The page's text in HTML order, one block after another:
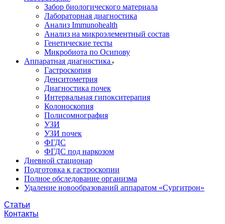
Забор биологического материала
Лабораторная диагностика
Анализ Immunohealth
Анализ на микроэлементный состав
Генетические тесты
Микробиота по Осипову
Аппаратная диагностика
Гастроскопия
Денситометрия
Диагностика почек
Интервальная гипокситерапия
Колоноскопия
Полисомнография
УЗИ
УЗИ почек
ФГДС
ФГДС под наркозом
Дневной стационар
Подготовка к гастроскопии
Полное обследование организма
Удаление новообразований аппаратом «Сургитрон»‎
Статьи
Контакты